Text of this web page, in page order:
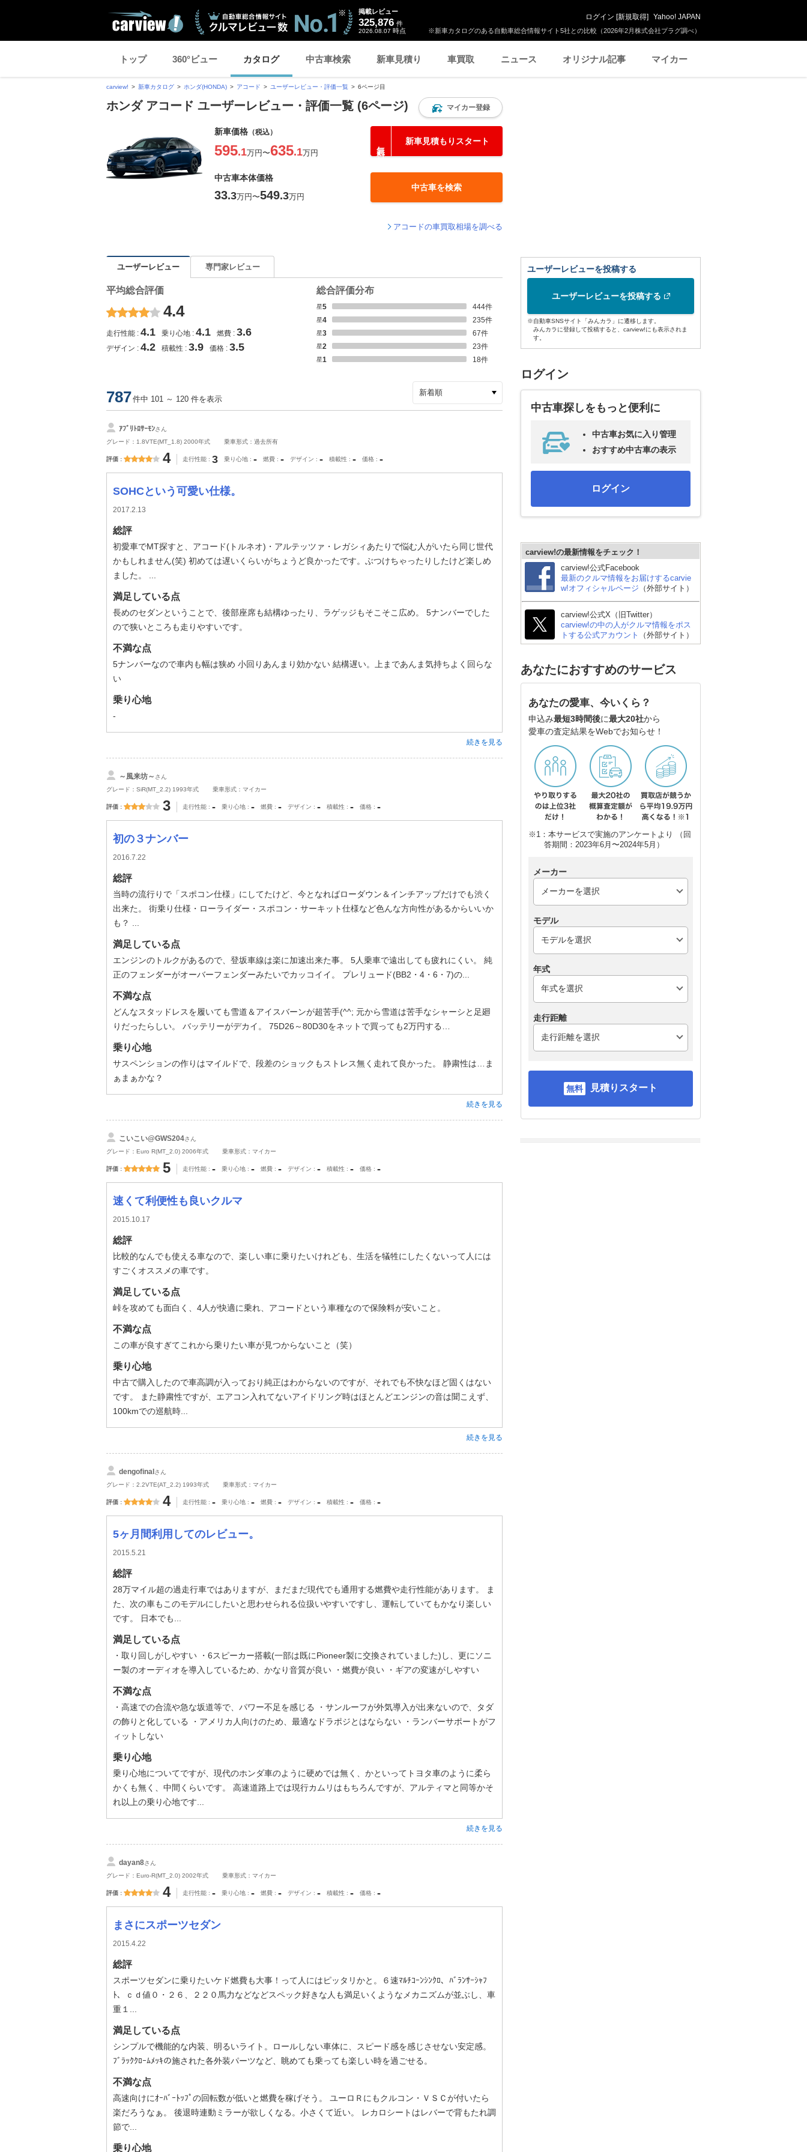
※新車カタログのある自動車総合情報サイト5社との比較（2026年2月株式会社プラグ調べ）
掲載レビュー
325,876 件
2026.08.07 時点
ログイン [新規取得] Yahoo! JAPAN
トップ 360°ビュー カタログ 中古車検索 新車見積り 車買取 ニュース オリジナル記事 マイカー
carview! 新車カタログ ホンダ(HONDA) アコード ユーザーレビュー・評価一覧 6ページ目
ホンダ アコード ユーザーレビュー・評価一覧 (6ページ) マイカー登録
新車価格 （税込）
595.1万円〜635.1万円
新車見積もりスタート
中古車本体価格
33.3万円〜549.3万円
中古車を検索
アコードの車買取相場を調べる
ユーザーレビュー 専門家レビュー
平均総合評価
4.4
走行性能 4.1 乗り心地 4.1 燃費 3.6
デザイン 4.2 積載性 3.9 価格 3.5
総合評価分布
星5 444件
星4
235件
星3
67件
星2
23件
星1
18件
787件中 101 ～ 120 件を表示
ｱﾌﾞﾘﾄﾛｻｰﾓﾝさん
グレード：1.8VTE(MT_1.8) 2000年式
乗車形式：過去所有
評価 4 走行性能 3 乗り心地 - 燃費 - デザイン - 積載性 - 価格 -
SOHCという可愛い仕様。
2017.2.13
総評
初愛車でMT探すと、アコード(トルネオ)・アルテッツァ・レガシィあたりで悩む人がいたら同じ世代
かもしれません(笑) 初めては遅いくらいがちょうど良かったです。ぶつけちゃったりしたけど楽しめ
ました。 ...
満足している点
長めのセダンということで、後部座席も結構ゆったり、ラゲッジもそこそこ広め。 5ナンバーでした
ので狭いところも走りやすいです。
不満な点
5ナンバーなので車内も幅は狭め 小回りあんまり効かない 結構遅い。上まであんま気持ちよく回らな
い
乗り心地
-
続きを見る
～風来坊～ さん
グレード：SiR(MT_2.2) 1993年式
乗車形式：マイカー
評価 3 走行性能 - 乗り心地 - 燃費 - デザイン - 積載性 - 価格 -
初の３ナンバー
2016.7.22
総評
当時の流行りで「スポコン仕様」にしてたけど、今となればローダウン＆インチアップだけでも渋く
出来た。 街乗り仕様・ローライダー・スポコン・サーキット仕様など色んな方向性があるからいいか
も？ ...
満足している点
エンジンのトルクがあるので、登坂車線は楽に加速出来た事。 5人乗車で遠出しても疲れにくい。 純
正のフェンダーがオーバーフェンダーみたいでカッコイイ。 プレリュード(BB2・4・6・7)の...
不満な点
どんなスタッドレスを履いても雪道＆アイスバーンが超苦手(^^; 元から雪道は苦手なシャーシと足廻
りだったらしい。 バッテリーがデカイ。 75D26～80D30をネットで買っても2万円する…
乗り心地
サスペンションの作りはマイルドで、段差のショックもストレス無く走れて良かった。 静粛性は…ま
ぁまぁかな？
続きを見る
こいこい@GWS204さん
グレード：Euro R(MT_2.0) 2006年式
乗車形式：マイカー
評価 5 走行性能 - 乗り心地 - 燃費 - デザイン - 積載性 - 価格 -
速くて利便性も良いクルマ
2015.10.17
総評
比較的なんでも使える車なので、楽しい車に乗りたいけれども、生活を犠牲にしたくないって人には
すごくオススメの車です。
満足している点
峠を攻めても面白く、4人が快適に乗れ、アコードという車種なので保険料が安いこと。
不満な点
この車が良すぎてこれから乗りたい車が見つからないこと（笑）
乗り心地
中古で購入したので車高調が入っており純正はわからないのですが、それでも不快なほど固くはない
です。 また静粛性ですが、エアコン入れてないアイドリング時はほとんどエンジンの音は聞こえず、
100kmでの巡航時...
続きを見る
dengofinal さん
グレード：2.2VTE(AT_2.2) 1993年式
乗車形式：マイカー
評価 4 走行性能 - 乗り心地 - 燃費 - デザイン - 積載性 - 価格 -
5ヶ月間利用してのレビュー。
2015.5.21
総評
28万マイル超の過走行車ではありますが、まだまだ現代でも通用する燃費や走行性能があります。 ま
た、次の車もこのモデルにしたいと思わせられる位扱いやすいですし、運転していてもかなり楽しい
です。 日本でも...
満足している点
・取り回しがしやすい ・6スピーカー搭載(一部は既にPioneer製に交換されていました)し、更にソニ
ー製のオーディオを導入しているため、かなり音質が良い ・燃費が良い ・ギアの変速がしやすい
不満な点
・高速での合流や急な坂道等で、パワー不足を感じる ・サンルーフが外気導入が出来ないので、タダ
の飾りと化している ・アメリカ人向けのため、最適なドラポジとはならない ・ランバーサポートがフ
ィットしない
乗り心地
乗り心地についてですが、現代のホンダ車のように硬めでは無く、かといってトヨタ車のように柔ら
かくも無く、中間くらいです。 高速道路上では現行カムリはもちろんですが、アルティマと同等かそ
れ以上の乗り心地です...
続きを見る
dayan8さん
グレード：Euro-R(MT_2.0) 2002年式
乗車形式：マイカー
評価 4 走行性能 - 乗り心地 - 燃費 - デザイン - 積載性 - 価格 -
まさにスポーツセダン
2015.4.22
総評
スポーツセダンに乗りたいケド燃費も大事！って人にはピッタリかと。６速ﾏﾙﾁｺｰﾝｼﾝｸﾛ、ﾊﾞﾗﾝｻｰｼｬﾌ
ﾄ、ｃｄ値０・２６、２２０馬力などなどスペック好きな人も満足いくようなメカニズムが並ぶし、車
重１...
満足している点
シンプルで機能的な内装、明るいライト。ロールしない車体に、スピード感を感じさせない安定感。
ﾌﾞﾗｯｸｸﾛｰﾑﾒｯｷの施された各外装パーツなど、眺めても乗っても楽しい時を過ごせる。
不満な点
高速向けにｵｰﾊﾞｰﾄｯﾌﾟの回転数が低いと燃費を稼げそう。 ユーロＲにもクルコン・ＶＳＣが付いたら
楽だろうなぁ。 後退時連動ミラーが欲しくなる。小さくて近い。 レカロシートはレバーで背もたれ調
節で...
乗り心地
ユーザーレビューを投稿する
ユーザーレビューを投稿する
※自動車SNSサイト「みんカラ」に遷移します。
みんカラに登録して投稿すると、carview!にも表示されま
す。
ログイン
中古車探しをもっと便利に
中古車お気に入り管理
おすすめ中古車の表示
ログイン
carview!の最新情報をチェック！
carview!公式Facebook
最新のクルマ情報をお届けするcarvie
w!オフィシャルページ （外部サイト）
carview!公式X（旧Twitter）
carview!の中の人がクルマ情報をポス
トする公式アカウント
（外部サイト）
あなたにおすすめのサービス
あなたの愛車、今いくら？
申込み最短3時間後に最大20社から
愛車の査定結果をWebでお知らせ！
※1：本サービスで実施のアンケートより （回
答期間：2023年6月〜2024年5月）
メーカー
モデル
年式
走行距離
見積りスタート